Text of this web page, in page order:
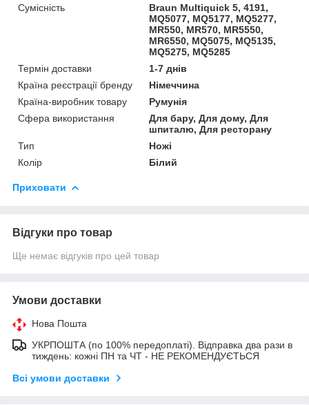
Сумісність
Braun Multiquick 5, 4191,
MQ5077, MQ5177, MQ5277,
MR550, MR570, MR5550,
MR6550, MQ5075, MQ5135,
MQ5275, MQ5285
Термін доставки
1-7 днів
Країна реєстрації бренду
Німеччина
Країна-виробник товару
Румунія
Сфера використання
Для бару, Для дому, Для
шпиталю, Для ресторану
Тип
Ножі
Колір
Білий
Приховати
Відгуки про товар
Ще немає відгуків про цей товар
Умови доставки
Нова Пошта
УКРПОШТА (по 100% передоплаті). Відправка два рази в
тиждень: кожні ПН та ЧТ - НЕ РЕКОМЕНДУЄТЬСЯ
Всі умови доставки